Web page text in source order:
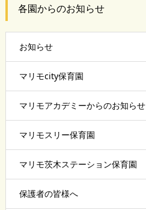
各園からのお知らせ
お知らせ
マリモcity保育園
マリモアカデミーからのお知らせ
マリモスリー保育園
マリモ茨木ステーション保育園
保護者の皆様へ